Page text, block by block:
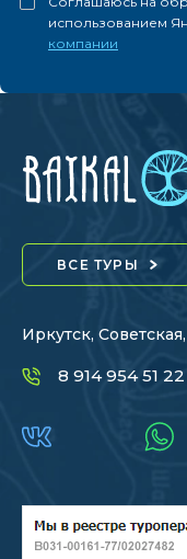
использованием
компании
ВСЕ ТУРЫ
Иркутск,
8 914 954 51 22